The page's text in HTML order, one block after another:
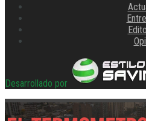
Desarrollado por